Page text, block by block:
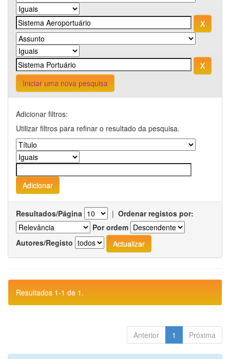
Iniciar uma nova pesquisa
Adicionar filtros:
Utilizar filtros para refinar o resultado da pesquisa.
Resultados/Página | Ordenar registos por:
Por ordem
Autores/Registo
Resultados 1-1 de 1.
Anterior 1 Próxima